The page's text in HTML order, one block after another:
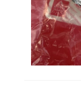
YANMAR